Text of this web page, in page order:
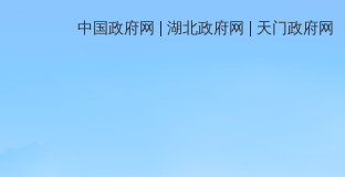
中国政府网 | 湖北政府网 | 天门政府网